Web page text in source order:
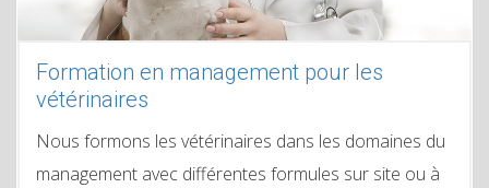
Formation en management pour les
vétérinaires
Nous formons les vétérinaires dans les domaines du
management avec différentes formules sur site ou à